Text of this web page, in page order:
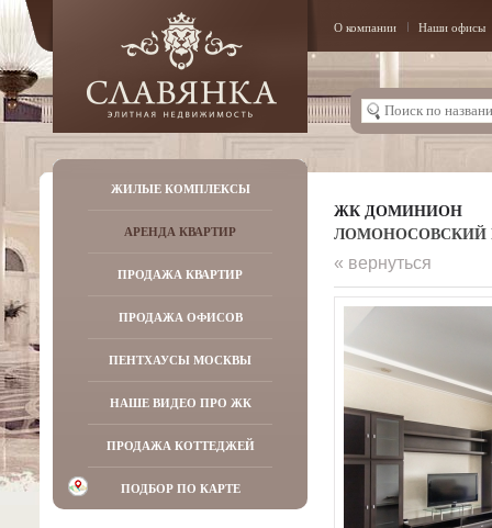
О компании Наши офисы
ЖИЛЫЕ КОМПЛЕКСЫ
АРЕНДА КВАРТИР
ПРОДАЖА КВАРТИР
ПРОДАЖА ОФИСОВ
ПЕНТХАУСЫ МОСКВЫ
НАШЕ ВИДЕО ПРО ЖК
ПРОДАЖА КОТТЕДЖЕЙ
ПОДБОР ПО КАРТЕ
ЖК ДОМИНИОН
ЛОМОНОСОВСКИЙ
« вернуться